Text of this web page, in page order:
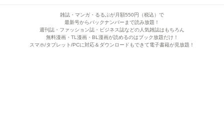
雑誌・マンガ・るるぶが月額550円（税込）で
最新号からバックナンバーまで読み放題！
週刊誌・ファッション誌・ビジネス誌などの人気雑誌はもちろん
無料漫画・TL漫画・BL漫画が読めるのはブック放題だけ！
スマホ/タブレット/PCに対応＆ダウンロードもできて電子書籍が見放題！